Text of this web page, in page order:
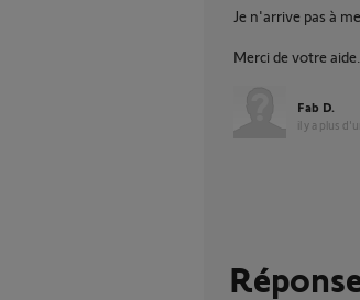
Je n'arrive pas à
Merci de votre aide.
Fab D.
il y a plus